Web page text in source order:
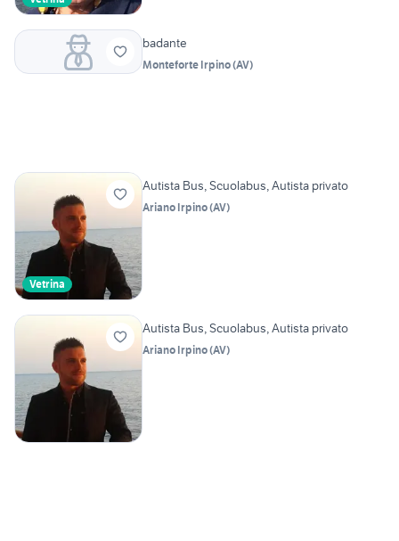
badante
Monteforte Irpino(AV)
Vetrina
Autista Bus, Scuolabus, Autista privato
Ariano Irpino(AV)
Autista Bus, Scuolabus, Autista privato
Ariano Irpino(AV)